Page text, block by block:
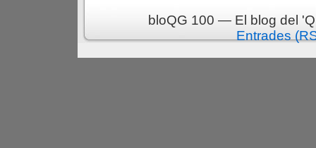
bloQG 100 — El blog del
Entrades